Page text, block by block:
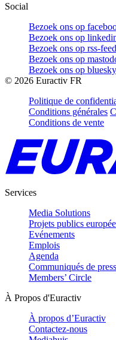
Social
Bezoek ons op
Bezoek ons op
Bezoek ons op rss-feed
Bezoek ons op
Bezoek ons op bluesky
© 2026 Euractiv FR
Politique de
Conditions générales
Conditions de vente
Services
Media Solutions
Projets publics
Evénements
Emplois
Agenda
Communiqués de
Members’ Circle
À Propos d'Euractiv
À propos d’Euractiv
Contactez-nous